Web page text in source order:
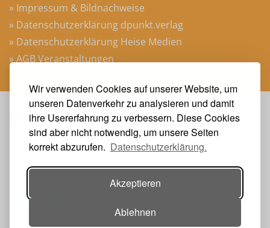
Wir verwenden Cookies auf unserer Website, um
unseren Datenverkehr zu analysieren und damit
ihre Usererfahrung zu verbessern. Diese Cookies
sind aber nicht notwendig, um unsere Seiten
korrekt abzurufen. Datenschutzerklärung.
Akzeptieren
Ablehnen
» Impressum & Bildnachweise
» Datenschutzerklärung dpunkt.verlag
» Datenschutzerklärung Heise Medien
» AGB Veranstaltungen
Veranstalter